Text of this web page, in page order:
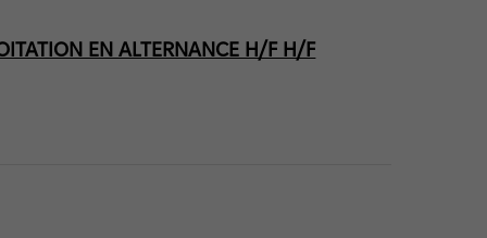
EN ALTERNANCE H/F H/F